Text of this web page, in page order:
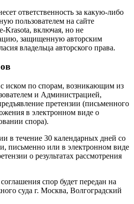
ответственность за какую-либо
пользователем на сайте
Krasota, включая, но не
защищенную авторским
владельца авторского права.
иском по спорам, возникающим из
и Администрацией,
претензии (письменного
в электронном виде о
спора).
в течение 30 календарных дней со
письменно или в электронном виде
о результатах рассмотрения
спор будет передан на
суда г. Москва, Волгоградский